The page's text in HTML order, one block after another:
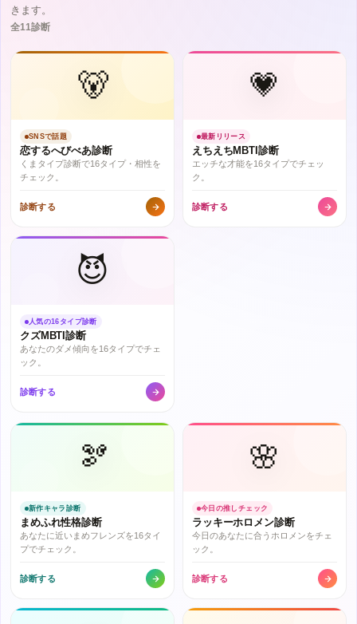
きます。
全11診断
🐻
SNSで話題
恋するへびべあ診断
くまタイプ診断で16タイプ・相性を
チェック。
診断する
💗
最新リリース
えちえちMBTI診断
エッチな才能を16タイプでチェッ
ク。
診断する
😈
人気の16タイプ診断
クズMBTI診断
あなたのダメ傾向を16タイプでチェ
ック。
診断する
🫘
新作キャラ診断
まめふれ性格診断
あなたに近いまめフレンズを16タイ
プでチェック。
診断する
🌸
今日の推しチェック
ラッキーホロメン診断
今日のあなたに合うホロメンをチェ
ック。
診断する